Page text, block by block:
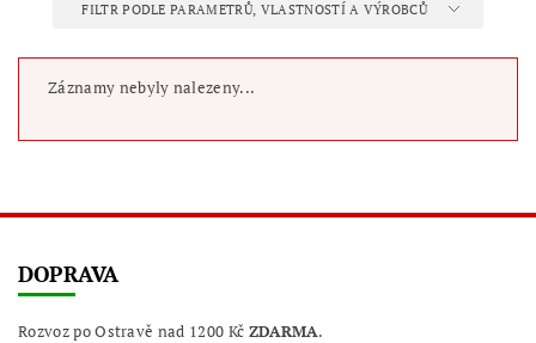
FILTR PODLE PARAMETRŮ, VLASTNOSTÍ A VÝROBCŮ
Záznamy nebyly nalezeny...
DOPRAVA
Rozvoz po Ostravě nad 1200 Kč ZDARMA.